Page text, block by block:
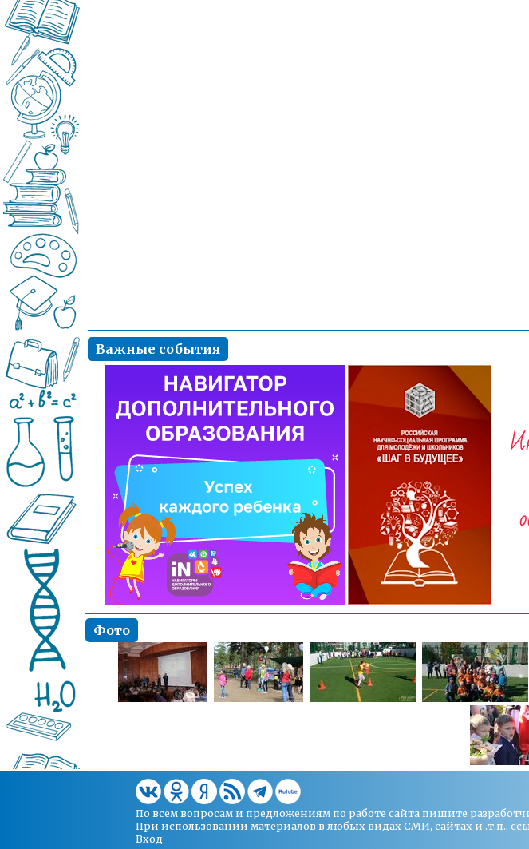
Важные события
Фото
По всем вопросам и предложениям по работе сайта пишите
При использовании материалов в любых видах СМИ, сайтах и .т.п.,
Вход